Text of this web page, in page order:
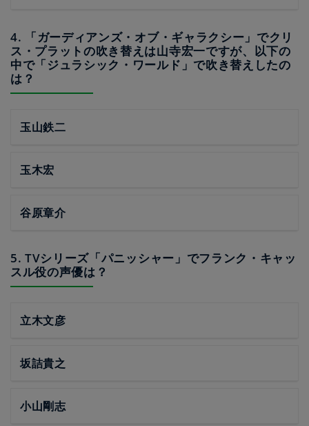
4. 「ガーディアンズ・オブ・ギャラクシー」でクリ
ス・プラットの吹き替えは山寺宏一ですが、以下の
中で「ジュラシック・ワールド」で吹き替えしたの
は？
玉山鉄二
玉木宏
谷原章介
5. TVシリーズ「パニッシャー」でフランク・キャッ
スル役の声優は？
立木文彦
坂詰貴之
小山剛志